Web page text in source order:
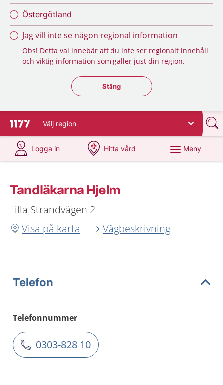
Östergötland
Jag vill inte se någon regional information
Obs! Detta val innebär att du inte ser regionalt innehåll
och viktig information som gäller just din region.
Stäng regionsväljaren
Stäng
Till startsidan för 1177
Välj region
Logga in
på 1177.se
Hitta vård
på 1177.se
Meny
Tandläkarna Hjelm
Lilla Strandvägen 2
Visa på karta
Vägbeskrivning
Telefon
Telefonnummer
0303-828 10